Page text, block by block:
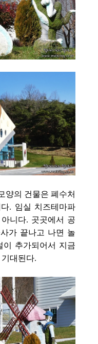
양의 건물은 폐수처
. 임실 치즈테마파
니다. 곳곳에서 공
가 끝나고 나면 놀
이 추가되어서 지금
대된다.